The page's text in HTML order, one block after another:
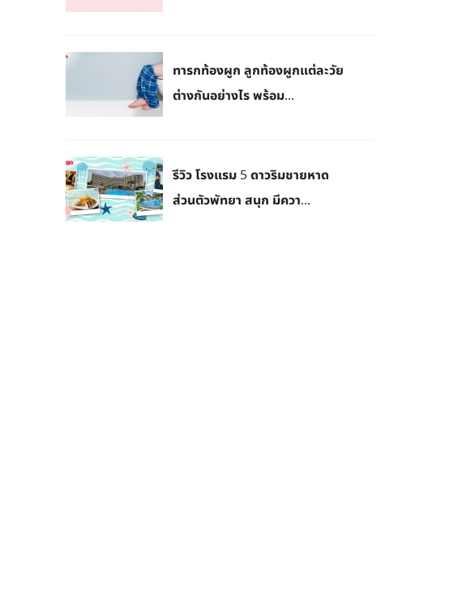
ทารกท้องผูก ลูกท้องผูกแต่ละวัย
ต่างกันอย่างไร พร้อม...
รีวิว โรงแรม 5 ดาวริมชายหาด
ส่วนตัวพัทยา สนุก มีควา...